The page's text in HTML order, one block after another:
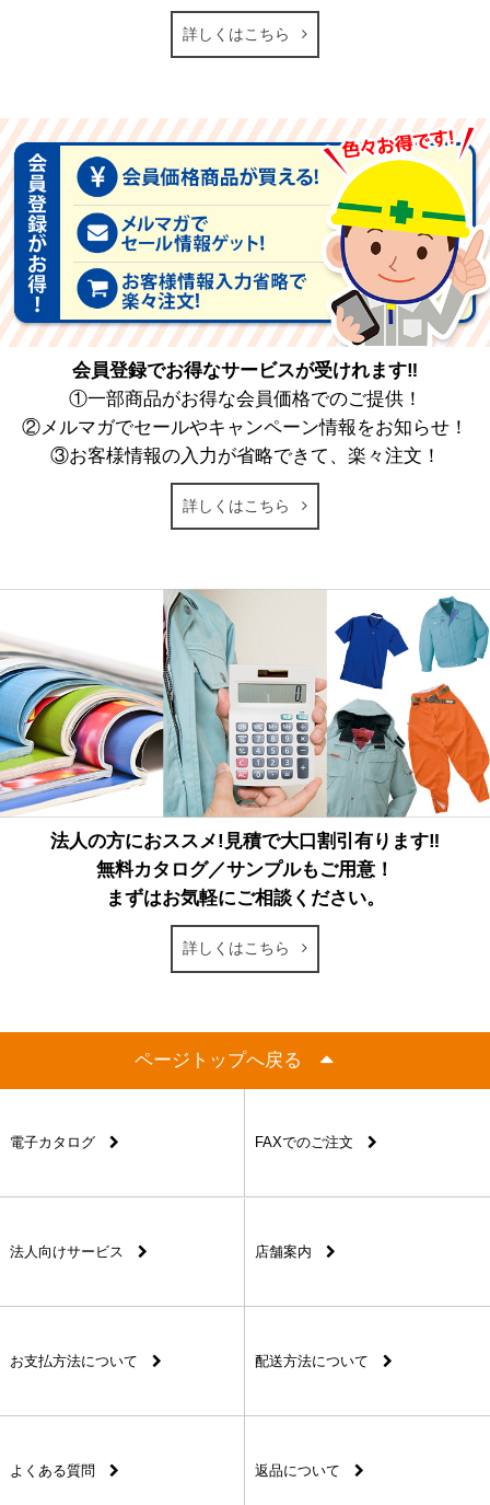
詳しくはこちら
会員登録でお得なサービスが受けれます‼
①一部商品がお得な会員価格でのご提供！
②メルマガでセールやキャンペーン情報をお知らせ！
③お客様情報の入力が省略できて、楽々注文！
詳しくはこちら
法人の方におススメ!見積で大口割引有ります‼
無料カタログ／サンプルもご用意！
まずはお気軽にご相談ください。
詳しくはこちら
ページトップへ戻る
電子カタログ FAXでのご注文
法人向けサービス 店舗案内
お支払方法について 配送方法について
よくある質問 返品について